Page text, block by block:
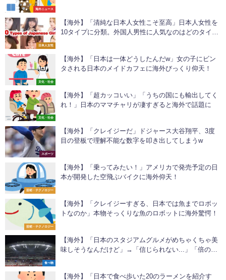
海外ニュース
日本人女性
【海外】「清純な日本人女性こそ至高」日本人女性を
10タイプに分類。外国人男性に人気なのはどのタイプ
文化・社会
【海外】「日本は一体どうしたんだw」女の子にビン
タされる日本のメイドカフェに海外びっくり仰天！
文化・社会
【海外】「超カッコいい」「うちの国にも輸出してく
れ！」日本のママチャリが凄すぎると海外で話題に
スポーツ
【海外】「クレイジーだ」ドジャース大谷翔平、3度
目の登板で理解不能な数字を叩き出してしまうw
芸術・テクノロジー
【海外】「乗ってみたい！」アメリカで発売予定の日
本が開発した空飛ぶバイクに海外仰天！
芸術・テクノロジー
【海外】「クレイジーすぎる、日本では魚までロボッ
トなのか」本物そっくりな魚のロボットに海外驚愕！
食べ物
【海外】「日本のスタジアムグルメがめちゃくちゃ美
味しそうなんだけど」→「信じられない...」「倍の値
【海外】「日本で食べ歩いた20のラーメンを紹介す